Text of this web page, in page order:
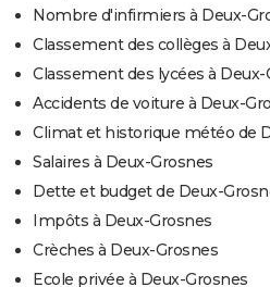
Nombre d'infirmiers à Deux-
Classement des collèges à
Classement des lycées à Deux-
Accidents de voiture à Deux-
Climat et historique météo de
Salaires à Deux-Grosnes
Dette et budget de Deux-
Impôts à Deux-Grosnes
Crèches à Deux-Grosnes
Ecole privée à Deux-Grosnes